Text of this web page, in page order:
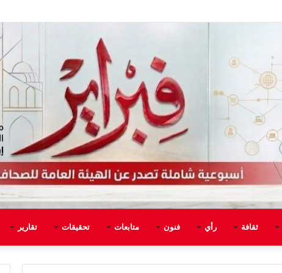
ثقافة رأي فنون متابعات تحقيقات تقارير